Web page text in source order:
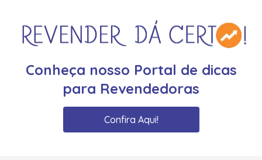
Conheça nosso Portal de dicas
para Revendedoras
Confira Aqui!